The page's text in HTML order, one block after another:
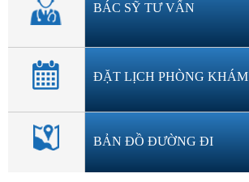
BÁC SỸ TƯ VẤN
ĐẶT LỊCH PHÒNG KHÁM
BẢN ĐỒ ĐƯỜNG ĐI